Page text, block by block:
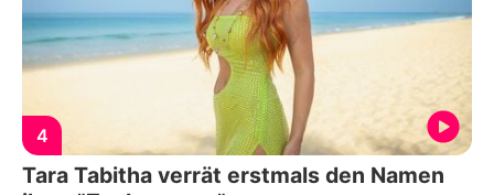
4
Tara Tabitha verrät erstmals den Namen